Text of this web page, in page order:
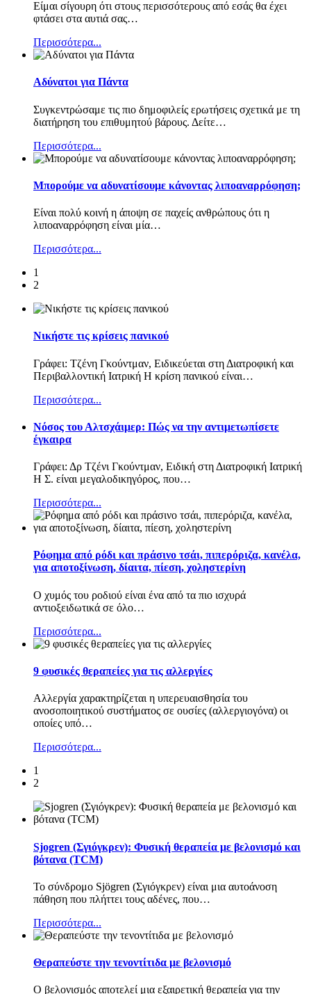
Είμαι σίγουρη ότι στους περισσότερους από εσάς θα έχει
φτάσει στα αυτιά σας…
Περισσότερα...
Αδύνατοι για Πάντα
Συγκεντρώσαμε τις πιο δημοφιλείς ερωτήσεις σχετικά με τη
διατήρηση του επιθυμητού βάρους. Δείτε…
Περισσότερα...
Μπορούμε να αδυνατίσουμε κάνοντας λιποαναρρόφηση;
Είναι πολύ κοινή η άποψη σε παχείς ανθρώπους ότι η
λιποαναρρόφηση είναι μία…
Περισσότερα...
1
2
Νικήστε τις κρίσεις πανικού
Γράφει: Τζένη Γκούντμαν, Ειδικεύεται στη Διατροφική και
Περιβαλλοντική Ιατρική Η κρίση πανικού είναι…
Περισσότερα...
Nόσος του Αλτσχάιμερ: Πώς να την αντιμετωπίσετε
έγκαιρα
Γράφει: Δρ Τζένι Γκούντμαν, Ειδική στη Διατροφική Ιατρική
Η Σ. είναι μεγαλοδικηγόρος, που…
Περισσότερα...
Ρόφημα από ρόδι και πράσινο τσάι, πιπερόριζα, κανέλα,
για αποτοξίνωση, δίαιτα, πίεση, χοληστερίνη
Ο χυμός του ροδιού είναι ένα από τα πιο ισχυρά
αντιοξειδωτικά σε όλο…
Περισσότερα...
9 φυσικές θεραπείες για τις αλλεργίες
Αλλεργία χαρακτηρίζεται η υπερευαισθησία του
ανοσοποιητικού συστήματος σε ουσίες (αλλεργιογόνα) οι
οποίες υπό…
Περισσότερα...
1
2
Sjogren (Σγιόγκρεν): Φυσική θεραπεία με βελονισμό και
βότανα (TCM)
Το σύνδρομο Sjögren (Σγιόγκρεν) είναι μια αυτοάνοση
πάθηση που πλήττει τους αδένες, που…
Περισσότερα...
Θεραπεύστε την τενοντίτιδα με βελονισμό
Ο βελονισμός αποτελεί μια εξαιρετική θεραπεία για την